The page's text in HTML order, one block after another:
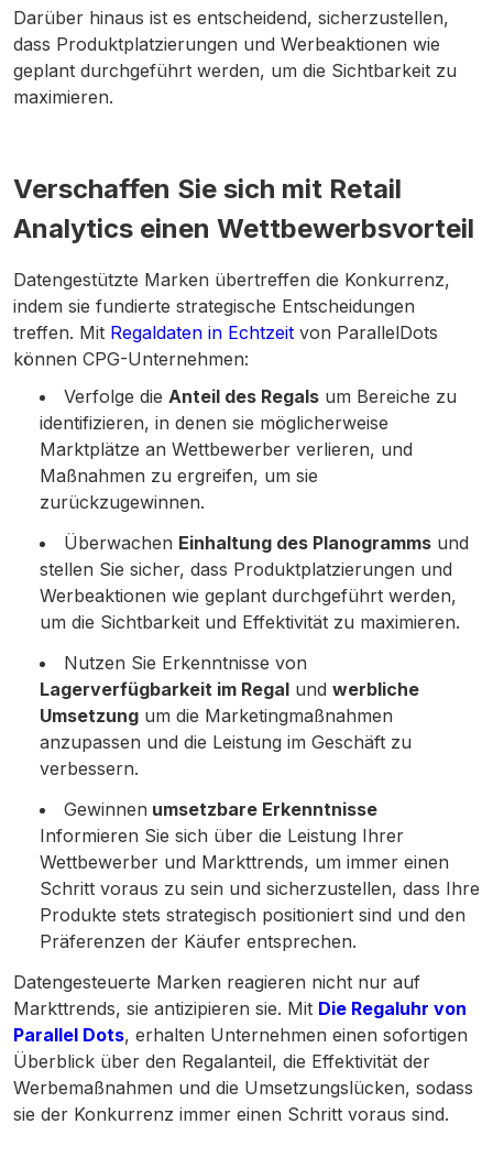
Darüber hinaus ist es entscheidend, sicherzustellen,
dass Produktplatzierungen und Werbeaktionen wie
geplant durchgeführt werden, um die Sichtbarkeit zu
maximieren.
Verschaffen Sie sich mit Retail
Analytics einen Wettbewerbsvorteil
Datengestützte Marken übertreffen die Konkurrenz,
indem sie fundierte strategische Entscheidungen
treffen. Mit Regaldaten in Echtzeit von ParallelDots
können CPG-Unternehmen:
Verfolge die Anteil des Regals um Bereiche zu
identifizieren, in denen sie möglicherweise
Marktplätze an Wettbewerber verlieren, und
Maßnahmen zu ergreifen, um sie
zurückzugewinnen.
Überwachen Einhaltung des Planogramms und
stellen Sie sicher, dass Produktplatzierungen und
Werbeaktionen wie geplant durchgeführt werden,
um die Sichtbarkeit und Effektivität zu maximieren.
Nutzen Sie Erkenntnisse von
Lagerverfügbarkeit im Regal und werbliche
Umsetzung um die Marketingmaßnahmen
anzupassen und die Leistung im Geschäft zu
verbessern.
Gewinnen umsetzbare Erkenntnisse
Informieren Sie sich über die Leistung Ihrer
Wettbewerber und Markttrends, um immer einen
Schritt voraus zu sein und sicherzustellen, dass Ihre
Produkte stets strategisch positioniert sind und den
Präferenzen der Käufer entsprechen.
Datengesteuerte Marken reagieren nicht nur auf
Markttrends, sie antizipieren sie. Mit Die Regaluhr von
Parallel Dots, erhalten Unternehmen einen sofortigen
Überblick über den Regalanteil, die Effektivität der
Werbemaßnahmen und die Umsetzungslücken, sodass
sie der Konkurrenz immer einen Schritt voraus sind.